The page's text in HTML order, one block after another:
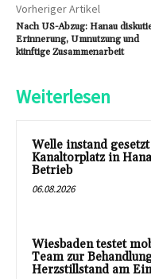
Vorheriger Artikel
Nach US-Abzug: Hanau
Erinnerung, Umnutzung und
künftige Zusammenarbeit
Weiterlesen
Welle instand
Kanaltorplatz in
Betrieb
06.08.2026
Wiesbaden testet
Team zur
Herzstillstand am